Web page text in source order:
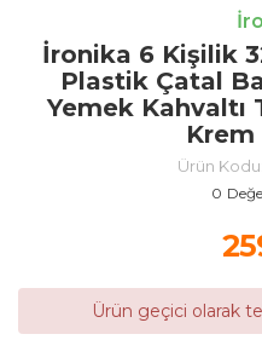
İronika 6 Kişilik
Plastik Çatal
Yemek Kahvaltı
Ürün Kodu:
0
Ürün geçici olarak